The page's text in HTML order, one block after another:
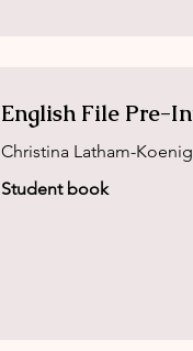
English File Pre-
Christina Latham-
Student book